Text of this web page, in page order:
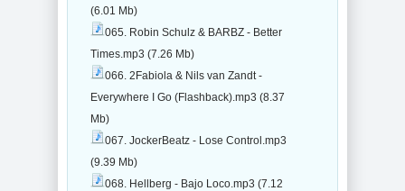
(6.01 Mb)
065. Robin Schulz & BARBZ - Better
Times.mp3 (7.26 Mb)
066. 2Fabiola & Nils van Zandt -
Everywhere I Go (Flashback).mp3 (8.37
Mb)
067. JockerBeatz - Lose Control.mp3
(9.39 Mb)
068. Hellberg - Bajo Loco.mp3 (7.12